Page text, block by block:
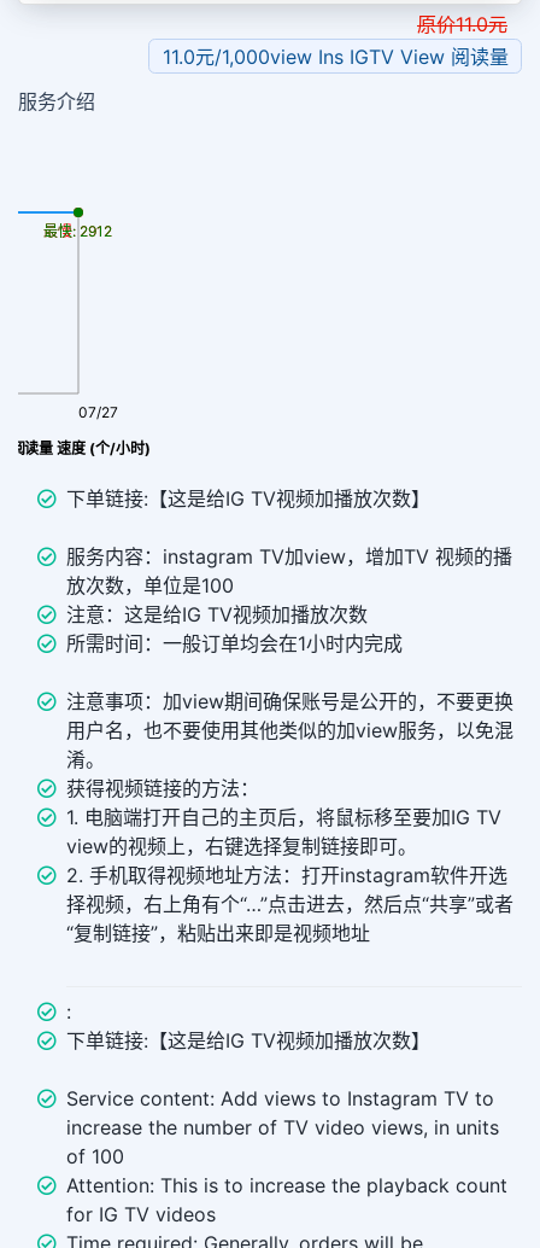
原价11.0元
11.0元/1,000view Ins IGTV View 阅读量
服务介绍
阅读量 速度 (个/小时)
07/27
最慢: 2912
最快: 2912
下单链接:【这是给IG TV视频加播放次数】
服务内容：instagram TV加view，增加TV 视频的播
放次数，单位是100
注意：这是给IG TV视频加播放次数
所需时间：一般订单均会在1小时内完成
注意事项：加view期间确保账号是公开的，不要更换
用户名，也不要使用其他类似的加view服务，以免混
淆。
获得视频链接的方法：
1. 电脑端打开自己的主页后，将鼠标移至要加IG TV
view的视频上，右键选择复制链接即可。
2. 手机取得视频地址方法：打开instagram软件开选
择视频，右上角有个“…”点击进去，然后点“共享”或者
“复制链接”，粘贴出来即是视频地址
:
下单链接:【这是给IG TV视频加播放次数】
Service content: Add views to Instagram TV to
increase the number of TV video views, in units
of 100
Attention: This is to increase the playback count
for IG TV videos